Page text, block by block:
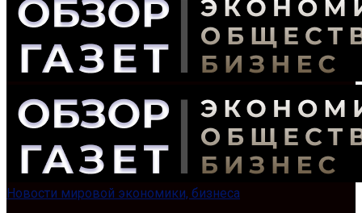
Новости мировой экономики, бизнеса